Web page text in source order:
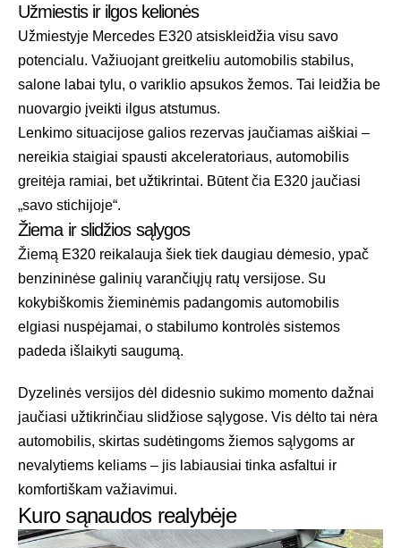
Užmiestis ir ilgos kelionės
Užmiestyje Mercedes E320 atsiskleidžia visu savo
potencialu. Važiuojant greitkeliu automobilis stabilus,
salone labai tylu, o variklio apsukos žemos. Tai leidžia be
nuovargio įveikti ilgus atstumus.
Lenkimo situacijose galios rezervas jaučiamas aiškiai –
nereikia staigiai spausti akceleratoriaus, automobilis
greitėja ramiai, bet užtikrintai. Būtent čia E320 jaučiasi
„savo stichijoje“.
Žiema ir slidžios sąlygos
Žiemą E320 reikalauja šiek tiek daugiau dėmesio, ypač
benzininėse galinių varančiųjų ratų versijose. Su
kokybiškomis žieminėmis padangomis automobilis
elgiasi nuspėjamai, o stabilumo kontrolės sistemos
padeda išlaikyti saugumą.
Dyzelinės versijos dėl didesnio sukimo momento dažnai
jaučiasi užtikrinčiau slidžiose sąlygose. Vis dėlto tai nėra
automobilis, skirtas sudėtingoms žiemos sąlygoms ar
nevalytiems keliams – jis labiausiai tinka asfaltui ir
komfortiškam važiavimui.
Kuro sąnaudos realybėje